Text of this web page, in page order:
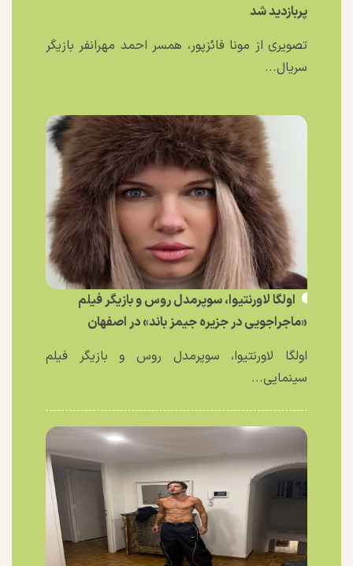
پربازدید شد
تصویری از مونا فائزپور، همسر احمد مهرانفر بازیگر
سریال...
اولگا لاورنتیوا، سوپرمدل روس و بازیگر فیلم
«ماجراجویی در جزیره جیمز باند» در اصفهان
اولگا لاورنتیوا، سوپرمدل روس و بازیگر فیلم
سینمایی...